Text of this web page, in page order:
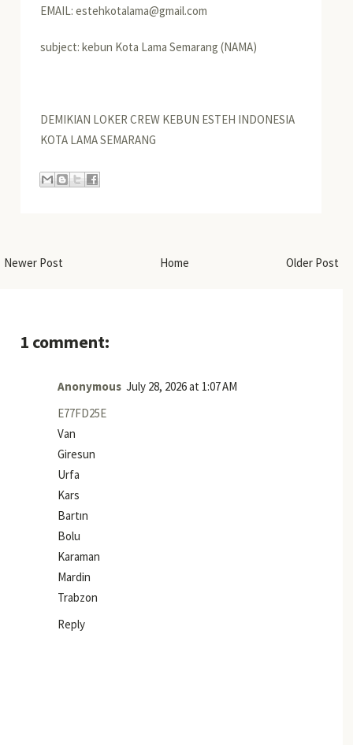
EMAIL: estehkotalama@gmail.com
subject: kebun Kota Lama Semarang (NAMA)
DEMIKIAN LOKER CREW KEBUN ESTEH INDONESIA
KOTA LAMA SEMARANG
Newer Post Older Post
Home
1 comment:
Anonymous July 28, 2026 at 1:07 AM
E77FD25E
Van
Giresun
Urfa
Kars
Bartın
Bolu
Karaman
Mardin
Trabzon
Reply